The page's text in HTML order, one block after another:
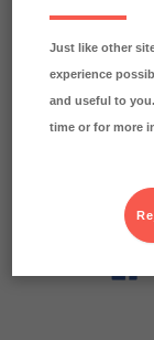
Just like other
experience
and useful to
time or for more